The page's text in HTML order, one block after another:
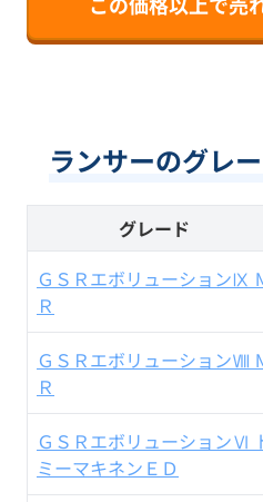
ランサーのグレ
グレード
ＧＳＲエボリューションⅨ
Ｒ
ＧＳＲエボリューションⅧ
Ｒ
ＧＳＲエボリューションⅥ
ミーマキネンＥＤ